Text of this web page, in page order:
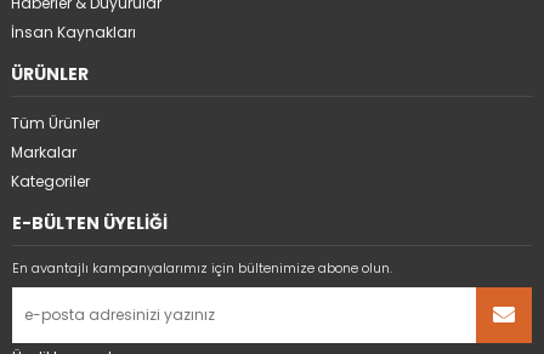
İnsan Kaynakları
ÜRÜNLER
Tüm Ürünler
Markalar
Kategoriler
E-BÜLTEN ÜYELİĞİ
En avantajlı kampanyalarımız için bültenimize abone olun.